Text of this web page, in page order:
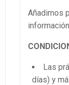
Añadimos
Las
días) y